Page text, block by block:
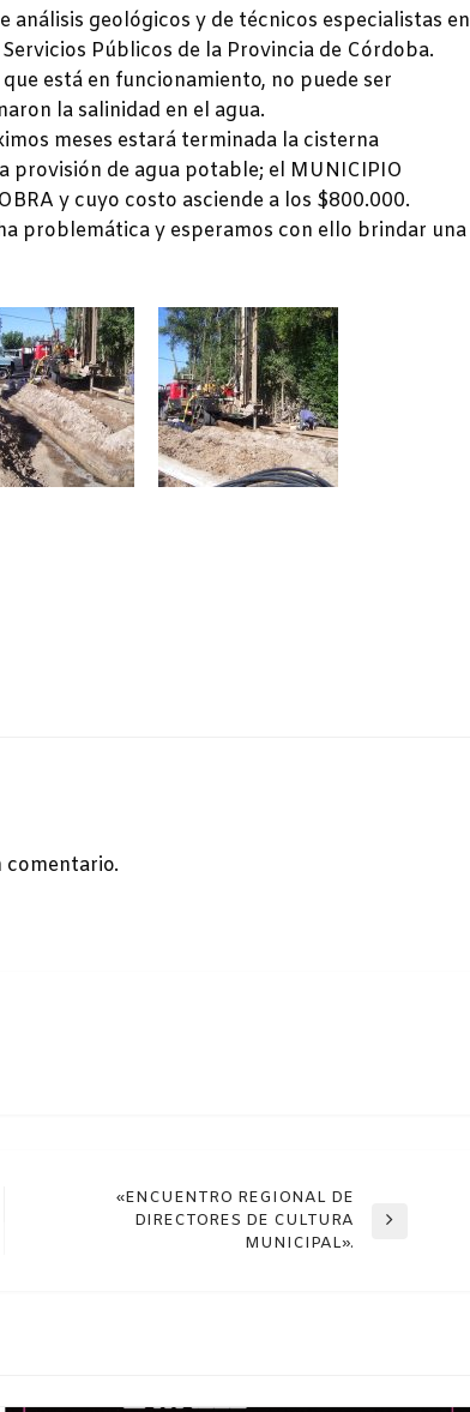
geológicos y de técnicos especialistas en
Públicos de la Provincia de Córdoba.
está en funcionamiento, no puede ser
la salinidad en el agua.
meses estará terminada la cisterna
provisión de agua potable; el MUNICIPIO
y cuyo costo asciende a los $800.000.
problemática y esperamos con ello brindar una
«ENCUENTRO REGIONAL DE
DIRECTORES DE CULTURA
MUNICIPAL».